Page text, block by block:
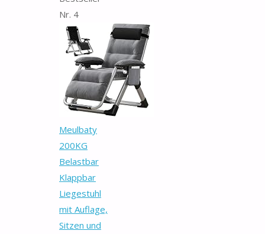
Nr. 4
Meulbaty
200KG
Belastbar
Klappbar
Liegestuhl
mit Auflage,
Sitzen und